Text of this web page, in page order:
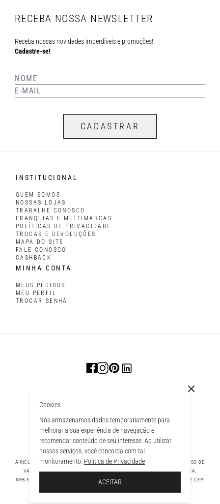
Cookies
Nós armazenamos dados temporariamente para
melhorar a sua experiência de navegação e
recomendar conteúdo de seu interesse. Ao utilizar
nossos serviços, você concorda com tal
monitoramento. Política de Privacidade
ACEITAR
À SACOLA
RECEBA NOSSA NEWSLETTER
Receba nossas novidades imperdíveis e promoções!
Cadastre-se!
CADASTRAR
INSTITUCIONAL
QUEM SOMOS
NOSSAS LOJAS
TRABALHE CONOSCO
FRANQUIAS E MULTIMARCAS
POLÍTICAS DE PRIVACIDADE
TROCAS E DEVOLUÇÕES
MAPA DO SITE
FALE CONOSCO
CASHBACK
MINHA CONTA
MEUS PEDIDOS
MEU PERFIL
TROCAR SENHA
A INCLUSÃO DE UM PRODUTO NA SACOLA NÃO GARANTE SEU PREÇO. EM CASO DE
VARIAÇÃO, PREVALECERÁ O PREÇO VIGENTE NA FINALIZAÇÃO DA COMPRA.
NRB FASHION COMPANY LTDA - AV. TAMBORE, 1043 - TAMBORÉ BARUERI - SP, CEP: